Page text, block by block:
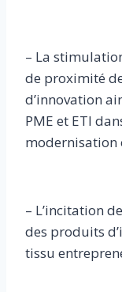
– La
de proximité
d’innovation
PME et ETI
modernisation
– L’incitation
des produits
tissu